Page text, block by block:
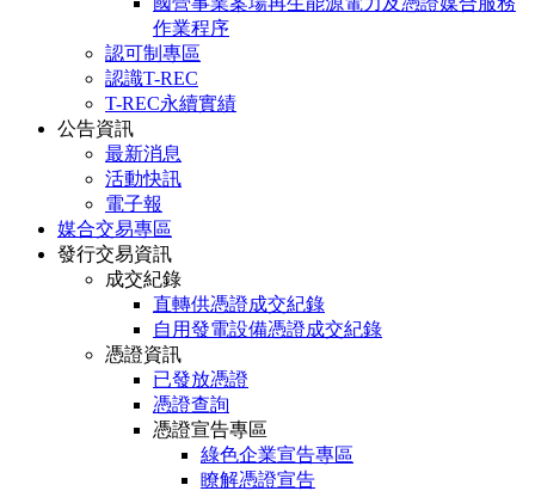
作業程序
認可制專區
認識T-REC
T-REC永續實績
公告資訊
最新消息
活動快訊
電子報
媒合交易專區
發行交易資訊
成交紀錄
直轉供憑證成交紀錄
自用發電設備憑證成交紀錄
憑證資訊
已發放憑證
憑證查詢
憑證宣告專區
綠色企業宣告專區
瞭解憑證宣告